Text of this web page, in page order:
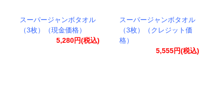
スーパージャンボタオル
（3枚）（現金価格）
5,280円(税込)
スーパージャンボタオル
（3枚）（クレジット価
格）
5,555円(税込)